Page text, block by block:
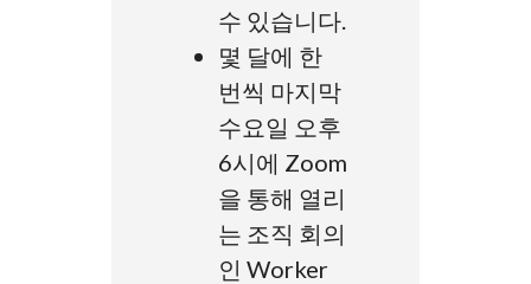
수 있습니다.
몇 달에 한
번씩 마지막
수요일 오후
6시에 Zoom
을 통해 열리
는 조직 회의
인 Worker